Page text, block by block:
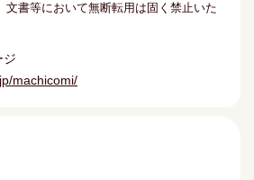
文書等において無断転用は固く禁止いた
ジ
machicomi/